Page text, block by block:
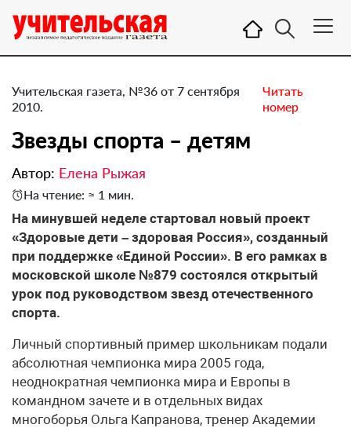
Учительская газета, №36 от 7 сентября
2010.
Читать
номер
Звезды спорта – детям
Автор: Елена Рыжая
На чтение: ≈ 1 мин.
На минувшей неделе стартовал новый проект
«Здоровые дети – здоровая Россия», созданный
при поддержке «Единой России». В его рамках в
московской школе №879 состоялся открытый
урок под руководством звезд отечественного
спорта.
Личный спортивный пример школьникам подали
абсолютная чемпионка мира 2005 года,
неоднократная чемпионка мира и Европы в
командном зачете и в отдельных видах
многоборья Ольга Капранова, тренер Академии